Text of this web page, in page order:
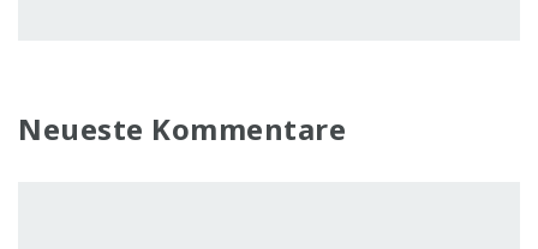
Neueste Kommentare